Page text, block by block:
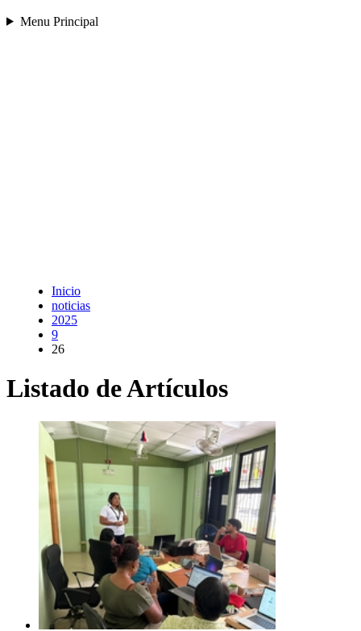
Menu Principal
Inicio
noticias
2025
9
26
Listado de Artículos